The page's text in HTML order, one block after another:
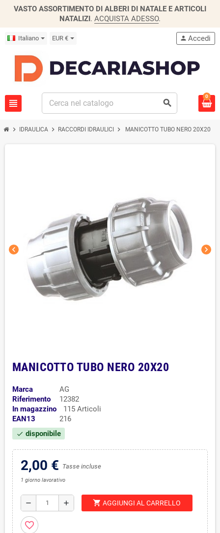
VASTO ASSORTIMENTO DI ALBERI DI NATALE E ARTICOLI
NATALIZI. ACQUISTA ADESSO.
Italiano EUR €
view_headline search
person Accedi
0
chevron_right IDRAULICA chevron_right RACCORDI IDRAULICI chevron_right MANICOTTO TUBO NERO 20X20
chevron_left chevron_right
MANICOTTO TUBO NERO 20X20
Marca
AG
Riferimento
12382
In magazzino
115 Articoli
EAN13
216
check disponibile
2,00 € Tasse incluse
1 giorno lavorativo
remove add shopping_cart AGGIUNGI AL CARRELLO
favorite_border